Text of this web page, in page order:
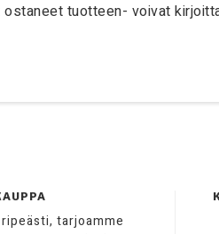
tuotteen- voivat
tarjoamme